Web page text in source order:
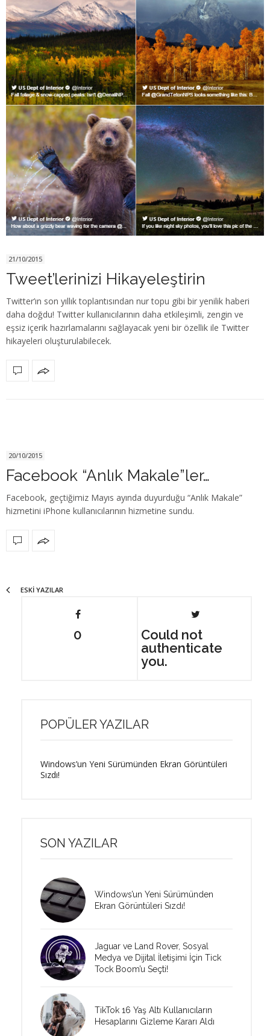
21/10/2015
Tweet’lerinizi Hikayeleştirin
Twitter’ın son yıllık toplantısından nur topu gibi bir yenilik haberi
daha doğdu! Twitter kullanıcılarının daha etkileşimli, zengin ve
eşsiz içerik hazırlamalarını sağlayacak yeni bir özellik ile Twitter
hikayeleri oluşturulabilecek.
20/10/2015
Facebook “Anlık Makale”ler…
Facebook, geçtiğimiz Mayıs ayında duyurduğu “Anlık Makale”
hizmetini iPhone kullanıcılarının hizmetine sundu.
ESKI YAZILAR
0
Could not
authenticate
you.
POPÜLER YAZILAR
Windows’un Yeni Sürümünden Ekran Görüntüleri
Sızdı!
SON YAZILAR
Windows’un Yeni Sürümünden
Ekran Görüntüleri Sızdı!
Jaguar ve Land Rover, Sosyal
Medya ve Dijital İletişimi İçin Tick
Tock Boom’u Seçti!
TikTok 16 Yaş Altı Kullanıcıların
Hesaplarını Gizleme Kararı Aldı